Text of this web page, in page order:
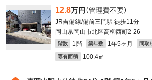
12.8万円 （管理費不要）
JR吉備線/備前三門駅 徒歩11分
岡山県岡山市北区高柳西町2-26
階数 1階 築年数 1年5ヶ月 間取
専有面積 100.4㎡